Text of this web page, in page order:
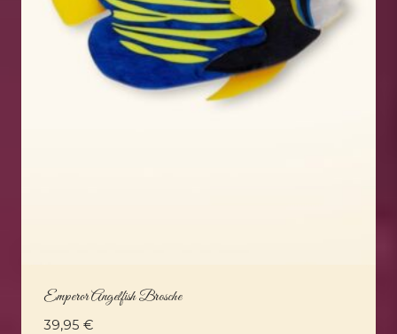
Emperor Angelfish Brosche
39,95 €